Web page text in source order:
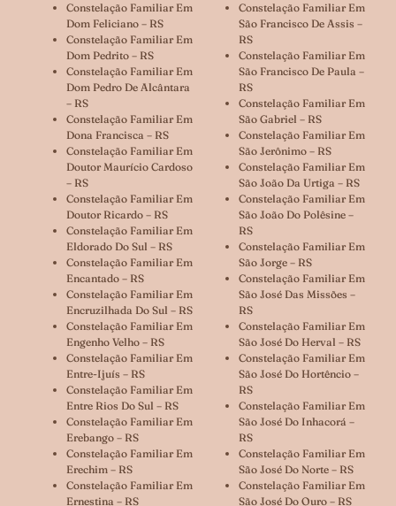
Constelação Familiar Em
Dom Feliciano – RS
Constelação Familiar Em
Dom Pedrito – RS
Constelação Familiar Em
Dom Pedro De Alcântara
– RS
Constelação Familiar Em
Dona Francisca – RS
Constelação Familiar Em
Doutor Maurício Cardoso
– RS
Constelação Familiar Em
Doutor Ricardo – RS
Constelação Familiar Em
Eldorado Do Sul – RS
Constelação Familiar Em
Encantado – RS
Constelação Familiar Em
Encruzilhada Do Sul – RS
Constelação Familiar Em
Engenho Velho – RS
Constelação Familiar Em
Entre-Ijuís – RS
Constelação Familiar Em
Entre Rios Do Sul – RS
Constelação Familiar Em
Erebango – RS
Constelação Familiar Em
Erechim – RS
Constelação Familiar Em
Ernestina – RS
Constelação Familiar Em
São Francisco De Assis –
RS
Constelação Familiar Em
São Francisco De Paula –
RS
Constelação Familiar Em
São Gabriel – RS
Constelação Familiar Em
São Jerônimo – RS
Constelação Familiar Em
São João Da Urtiga – RS
Constelação Familiar Em
São João Do Polêsine –
RS
Constelação Familiar Em
São Jorge – RS
Constelação Familiar Em
São José Das Missões –
RS
Constelação Familiar Em
São José Do Herval – RS
Constelação Familiar Em
São José Do Hortêncio –
RS
Constelação Familiar Em
São José Do Inhacorá –
RS
Constelação Familiar Em
São José Do Norte – RS
Constelação Familiar Em
São José Do Ouro – RS